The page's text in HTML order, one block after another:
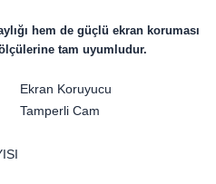
hem de güçlü ekran koruması
tam uyumludur.
Ekran Koruyucu
Tamperli Cam